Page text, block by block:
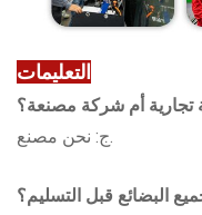
التعليمات
أم شركة مصنعة؟
ج: نحن مصنع.
البضائع قبل التسليم؟